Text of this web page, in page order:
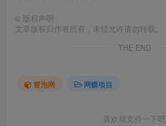
© 版权声明
文章版权归作者所有，未经允许请勿转载。
THE END
冒泡网 网赚项目
喜欢就支持一下吧